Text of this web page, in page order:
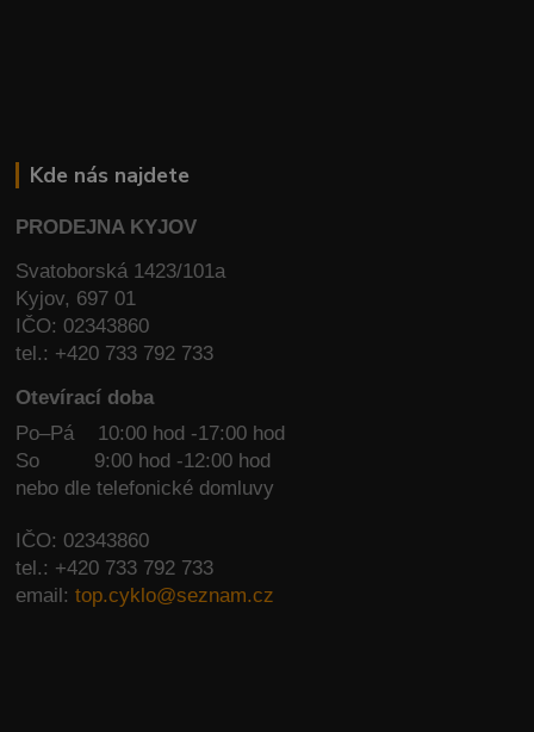
Kde nás najdete
PRODEJNA KYJOV
Svatoborská 1423/101a
Kyjov, 697 01
IČO: 02343860
tel.: +420 733 792 733
Otevírací doba
Po–Pá 10:00 hod -17:00 hod
So
9:00 hod -12:00 hod
nebo dle telefonické domluvy
IČO: 02343860
tel.: +420 733 792 733
email:top.cyklo@seznam.cz